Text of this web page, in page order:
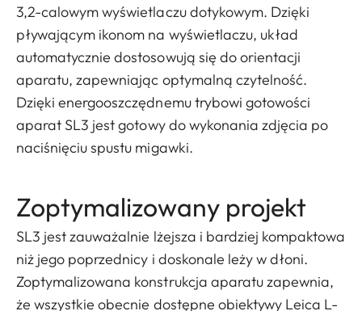
3,2-calowym wyświetlaczu dotykowym. Dzięki
pływającym ikonom na wyświetlaczu, układ
automatycznie dostosowują się do orientacji
aparatu, zapewniając optymalną czytelność.
Dzięki energooszczędnemu trybowi gotowości
aparat SL3 jest gotowy do wykonania zdjęcia po
naciśnięciu spustu migawki.
Zoptymalizowany projekt
SL3 jest zauważalnie lżejsza i bardziej kompaktowa
niż jego poprzednicy i doskonale leży w dłoni.
Zoptymalizowana konstrukcja aparatu zapewnia,
że wszystkie obecnie dostępne obiektywy Leica L-